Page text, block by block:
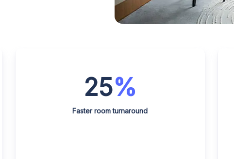
25%
Faster room turnaround